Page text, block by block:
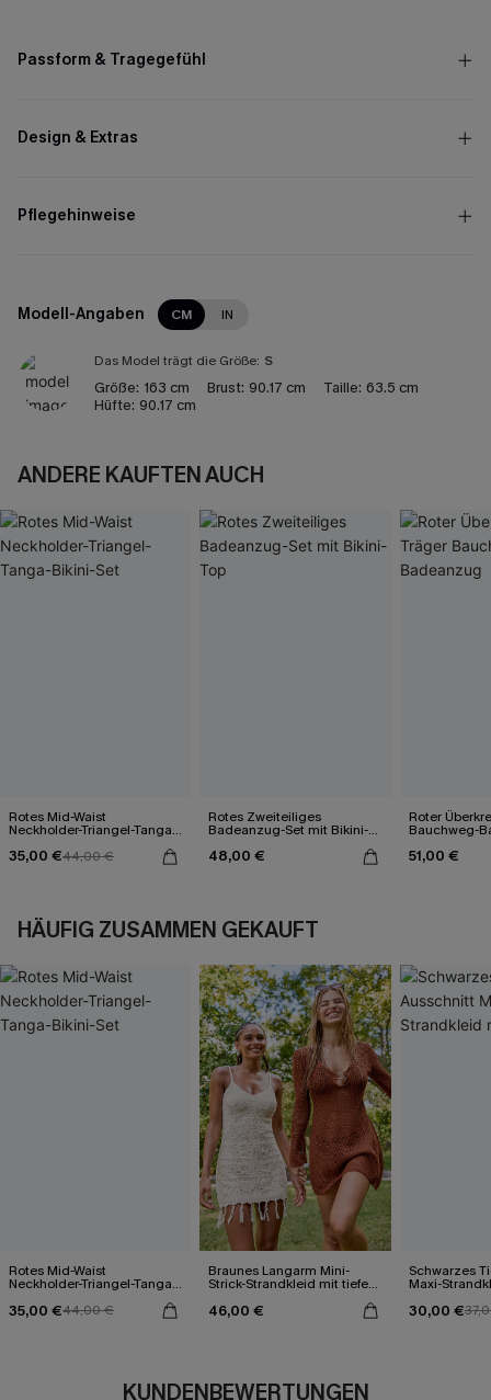
Passform & Tragegefühl
Design & Extras
Pflegehinweise
Modell-Angaben CM IN
Das Model trägt die Größe: S
Größe: 163 cm Brust: 90.17 cm Taille: 63.5 cm
Hüfte: 90.17 cm
ANDERE KAUFTEN AUCH
Rotes Mid-Waist
Neckholder-Triangel-Tanga-
35,00 €44,00 €
Rotes Zweiteiliges
Badeanzug-Set mit Bikini-
48,00 €
Roter
Bauchweg-
51,00 €
HÄUFIG ZUSAMMEN GEKAUFT
Rotes Mid-Waist
Neckholder-Triangel-Tanga-
35,00 €44,00 €
Braunes Langarm Mini-
Strick-Strandkleid mit tiefem
46,00 €
Schwarzes
Maxi-
30,00 €
KUNDENBEWERTUNGEN